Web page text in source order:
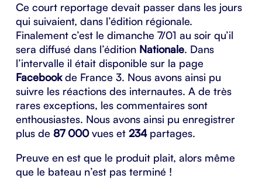
Ce court reportage devait passer dans les jours
qui suivaient, dans l’édition régionale.
Finalement c’est le dimanche 7/01 au soir qu’il
sera diffusé dans l’édition Nationale. Dans
l’intervalle il était disponible sur la page
Facebookde France 3. Nous avons ainsi pu
suivre les réactions des internautes. A de très
rares exceptions, les commentaires sont
enthousiastes. Nous avons ainsi pu enregistrer
plus de 87 000vues et 234partages.
Preuve en est que le produit plait, alors même
que le bateau n’est pas terminé !